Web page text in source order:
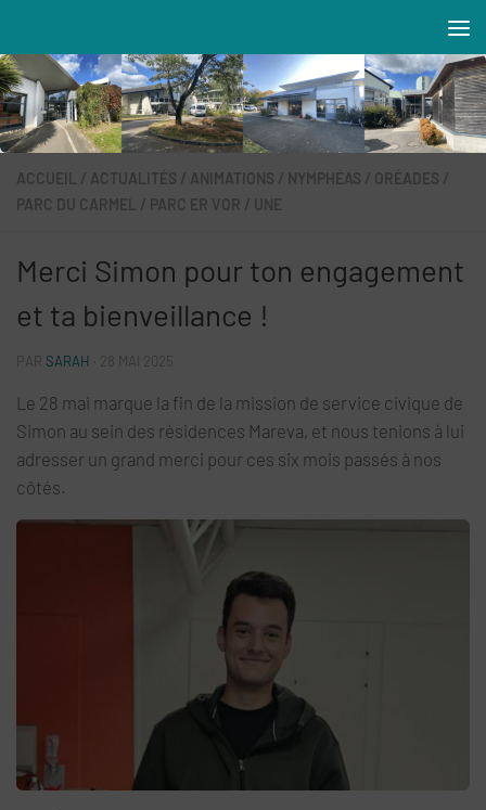
Résidences MAREVA
ACCUEIL / ACTUALITÉS / ANIMATIONS / NYMPHÉAS / ORÉADES /
PARC DU CARMEL / PARC ER VOR / UNE
Merci Simon pour ton engagement
et ta bienveillance !
SARAH 28 MAI 2025
Le 28 mai marque la fin de la mission de service civique de
Simon au sein des résidences Mareva, et nous tenions à lui
adresser un grand merci pour ces six mois passés à nos
côtés.